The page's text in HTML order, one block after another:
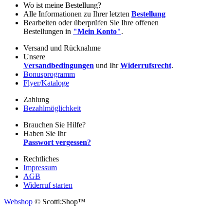
Wo ist meine Bestellung?
Alle Informationen zu Ihrer letzten Bestellung
Bearbeiten oder überprüfen Sie Ihre offenen
Bestellungen in "Mein Konto".
Versand und Rücknahme
Unsere
Versandbedingungen und IhrWiderrufsrecht.
Bonusprogramm
Flyer/Kataloge
Zahlung
Bezahlmöglichkeit
Brauchen Sie Hilfe?
Haben Sie Ihr
Passwort vergessen?
Rechtliches
Impressum
AGB
Widerruf starten
Webshop © Scotti:Shop™